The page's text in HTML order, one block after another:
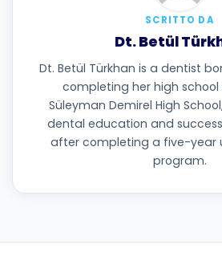
SCRITTO DA
Dt. Betül
Dt. Betül Türkhan is a dentist
completing her high
Süleyman Demirel High
dental education and
after completing a five-year
program.